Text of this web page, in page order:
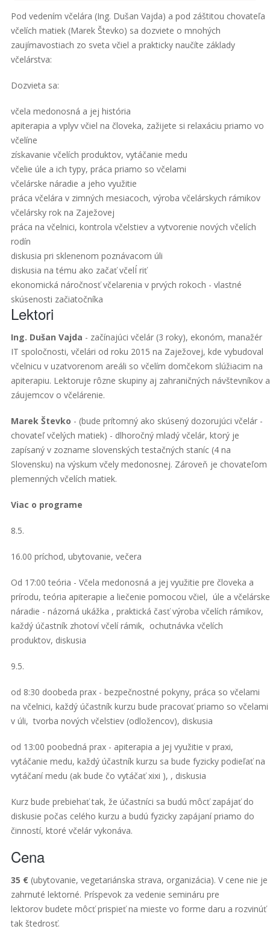
Pod vedením včelára (Ing. Dušan Vajda) a pod záštitou chovateľa
včelích matiek (Marek Števko) sa dozviete o mnohých
zaujímavostiach zo sveta včiel a prakticky naučíte základy
včelárstva:
Dozvieta sa:
včela medonosná a jej história
apiterapia a vplyv včiel na človeka, zažijete si relaxáciu priamo vo
včelíne
získavanie včelích produktov, vytáčanie medu
včelie úle a ich typy, práca priamo so včelami
včelárske náradie a jeho využitie
práca včelára v zimných mesiacoch, výroba včelárskych rámikov
včelársky rok na Zaježovej
práca na včelnici, kontrola včelstiev a vytvorenie nových včelích
rodín
diskusia pri sklenenom poznávacom úli
diskusia na tému ako začať včelÍ riť
ekonomická náročnosť včelarenia v prvých rokoch - vlastné
skúsenosti začiatočníka
Lektori
Ing. Dušan Vajda - začínajúci včelár (3 roky), ekonóm, manažér
IT spoločnosti, včelári od roku 2015 na Zaježovej, kde vybudoval
včelnicu v uzatvorenom areáli so včelím domčekom slúžiacim na
apiterapiu. Lektoruje rôzne skupiny aj zahraničných návštevníkov a
záujemcov o včelárenie.
Marek Števko - (bude prítomný ako skúsený dozorujúci včelár -
chovateľ včelých matiek) - dlhoročný mladý včelár, ktorý je
zapísaný v zozname slovenských testačných staníc (4 na
Slovensku) na výskum včely medonosnej. Zároveň je chovateľom
plemenných včelích matiek.
Viac o programe
8.5.
16.00 príchod, ubytovanie, večera
Od 17:00 teória - Včela medonosná a jej využitie pre človeka a
prírodu, teória apiterapie a liečenie pomocou včiel, úle a včelárske
náradie - názorná ukážka , praktická časť výroba včelích rámikov,
každý účastník zhotoví včelí rámik, ochutnávka včelích
produktov, diskusia
9.5.
od 8:30 doobeda prax - bezpečnostné pokyny, práca so včelami
na včelnici, každý účastník kurzu bude pracovať priamo so včelami
v úli, tvorba nových včelstiev (odložencov), diskusia
od 13:00 poobedná prax - apiterapia a jej využitie v praxi,
vytáčanie medu, každý účastník kurzu sa bude fyzicky podieľať na
vytáčaní medu (ak bude čo vytáčať xixi ), , diskusia
Kurz bude prebiehať tak, že účastníci sa budú môcť zapájať do
diskusie počas celého kurzu a budú fyzicky zapájaní priamo do
činností, ktoré včelár vykonáva.
Cena
35 €(ubytovanie, vegetariánska strava, organizácia). V cene nie je
zahrnuté lektorné. Príspevok za vedenie semináru pre
lektorov budete môcť prispieť na mieste vo forme daru a rozvinúť
tak štedrosť.